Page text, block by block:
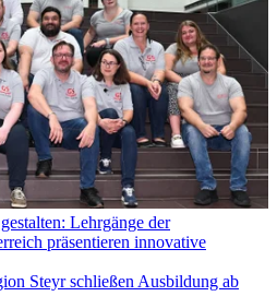
Lehrgänge der
präsentieren innovative
Steyr schließen Ausbildung ab